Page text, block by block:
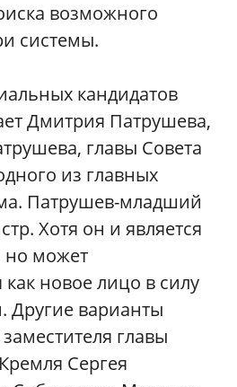
возможного
системы.
кандидатов
Дмитрия Патрушева,
главы Совета
из главных
Патрушев-младший
Хотя он и является
но может
как новое лицо в силу
Другие варианты
главы
Сергея